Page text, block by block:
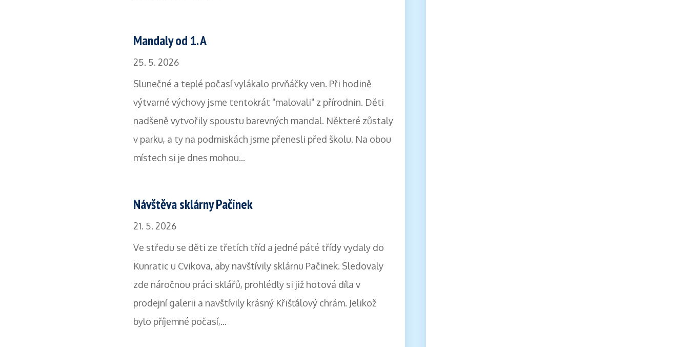
Mandaly od 1. A
25. 5. 2026
Slunečné a teplé počasí vylákalo prvňáčky ven. Při hodině
výtvarné výchovy jsme tentokrát "malovali" z přírodnin. Děti
nadšeně vytvořily spoustu barevných mandal. Některé zůstaly
v parku, a ty na podmiskách jsme přenesli před školu. Na obou
místech si je dnes mohou...
Návštěva sklárny Pačinek
21. 5. 2026
Ve středu se děti ze třetích tříd a jedné páté třídy vydaly do
Kunratic u Cvikova, aby navštívily sklárnu Pačinek. Sledovaly
zde náročnou práci sklářů, prohlédly si již hotová díla v
prodejní galerii a navštívily krásný Křišťálový chrám. Jelikož
bylo příjemné počasí,...